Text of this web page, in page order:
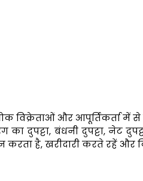
विक्रेताओं और आपूर्तिकर्ता में
का दुपट्टा, बंधनी दुपट्टा, नेट
करता है, खरीदारी करते रहें